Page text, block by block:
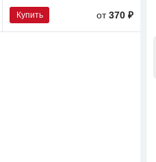
Купить от 370 ₽